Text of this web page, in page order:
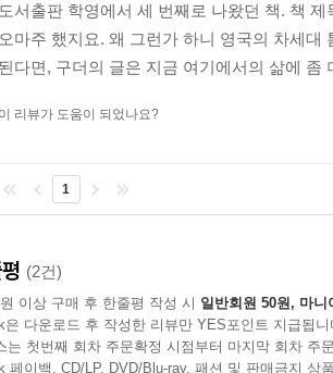
도서출판 학영에서 세 번째로 나왔던 책. 책
오마주 했지요. 왜 그런가 하니 영국의 차세
된다면, 구더의 글은 지금 여기에서의 삶에
이 리뷰가 도움이 되었나요?
1
(2건)
이상 구매 후 한줄평 작성 시 일반회원 50원, 마니
은 다운로드 후 작성한 리뷰만 YES포인트 지급됩니
는 첫번째 회차 주문확정 시점부터 마지막 회차 주
페이백, CD/LP, DVD/Blu-ray, 패션 및 판매금지 상